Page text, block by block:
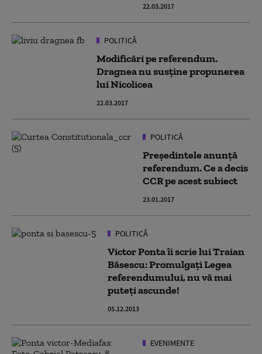
22.03.2017
POLITICĂ
Modificări pe referendum.
Dragnea nu susține propunerea
lui Nicolicea
22.03.2017
POLITICĂ
Președintele anunță
referendum. Ce a decis
CCR pe acest subiect
23.01.2017
POLITICĂ
Victor Ponta îi scrie lui Traian
Băsescu: Promulgaţi Legea
referendumului, nu vă mai
puteţi ascunde!
05.12.2013
EVENIMENTE